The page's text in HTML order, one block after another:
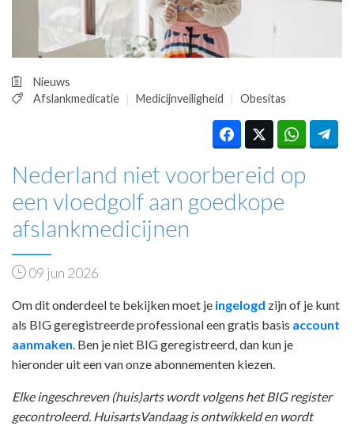
PRAKTIJKZAKEN
TARIEVEN
MEDISCHE VAKHANDEL
Nieuws
Afslankmedicatie
Medicijnveiligheid Obesitas
Nederland niet voorbereid op
een vloedgolf aan goedkope
afslankmedicijnen
09 jun 2026
Om dit onderdeel te bekijken moet je ingelogd zijn of je kunt
als BIG geregistreerde professional een gratis basis account
aanmaken. Ben je niet BIG geregistreerd, dan kun je
hieronder uit een van onze abonnementen kiezen.
Elke ingeschreven (huis)arts wordt volgens het BIG register
gecontroleerd. HuisartsVandaag is ontwikkeld en wordt